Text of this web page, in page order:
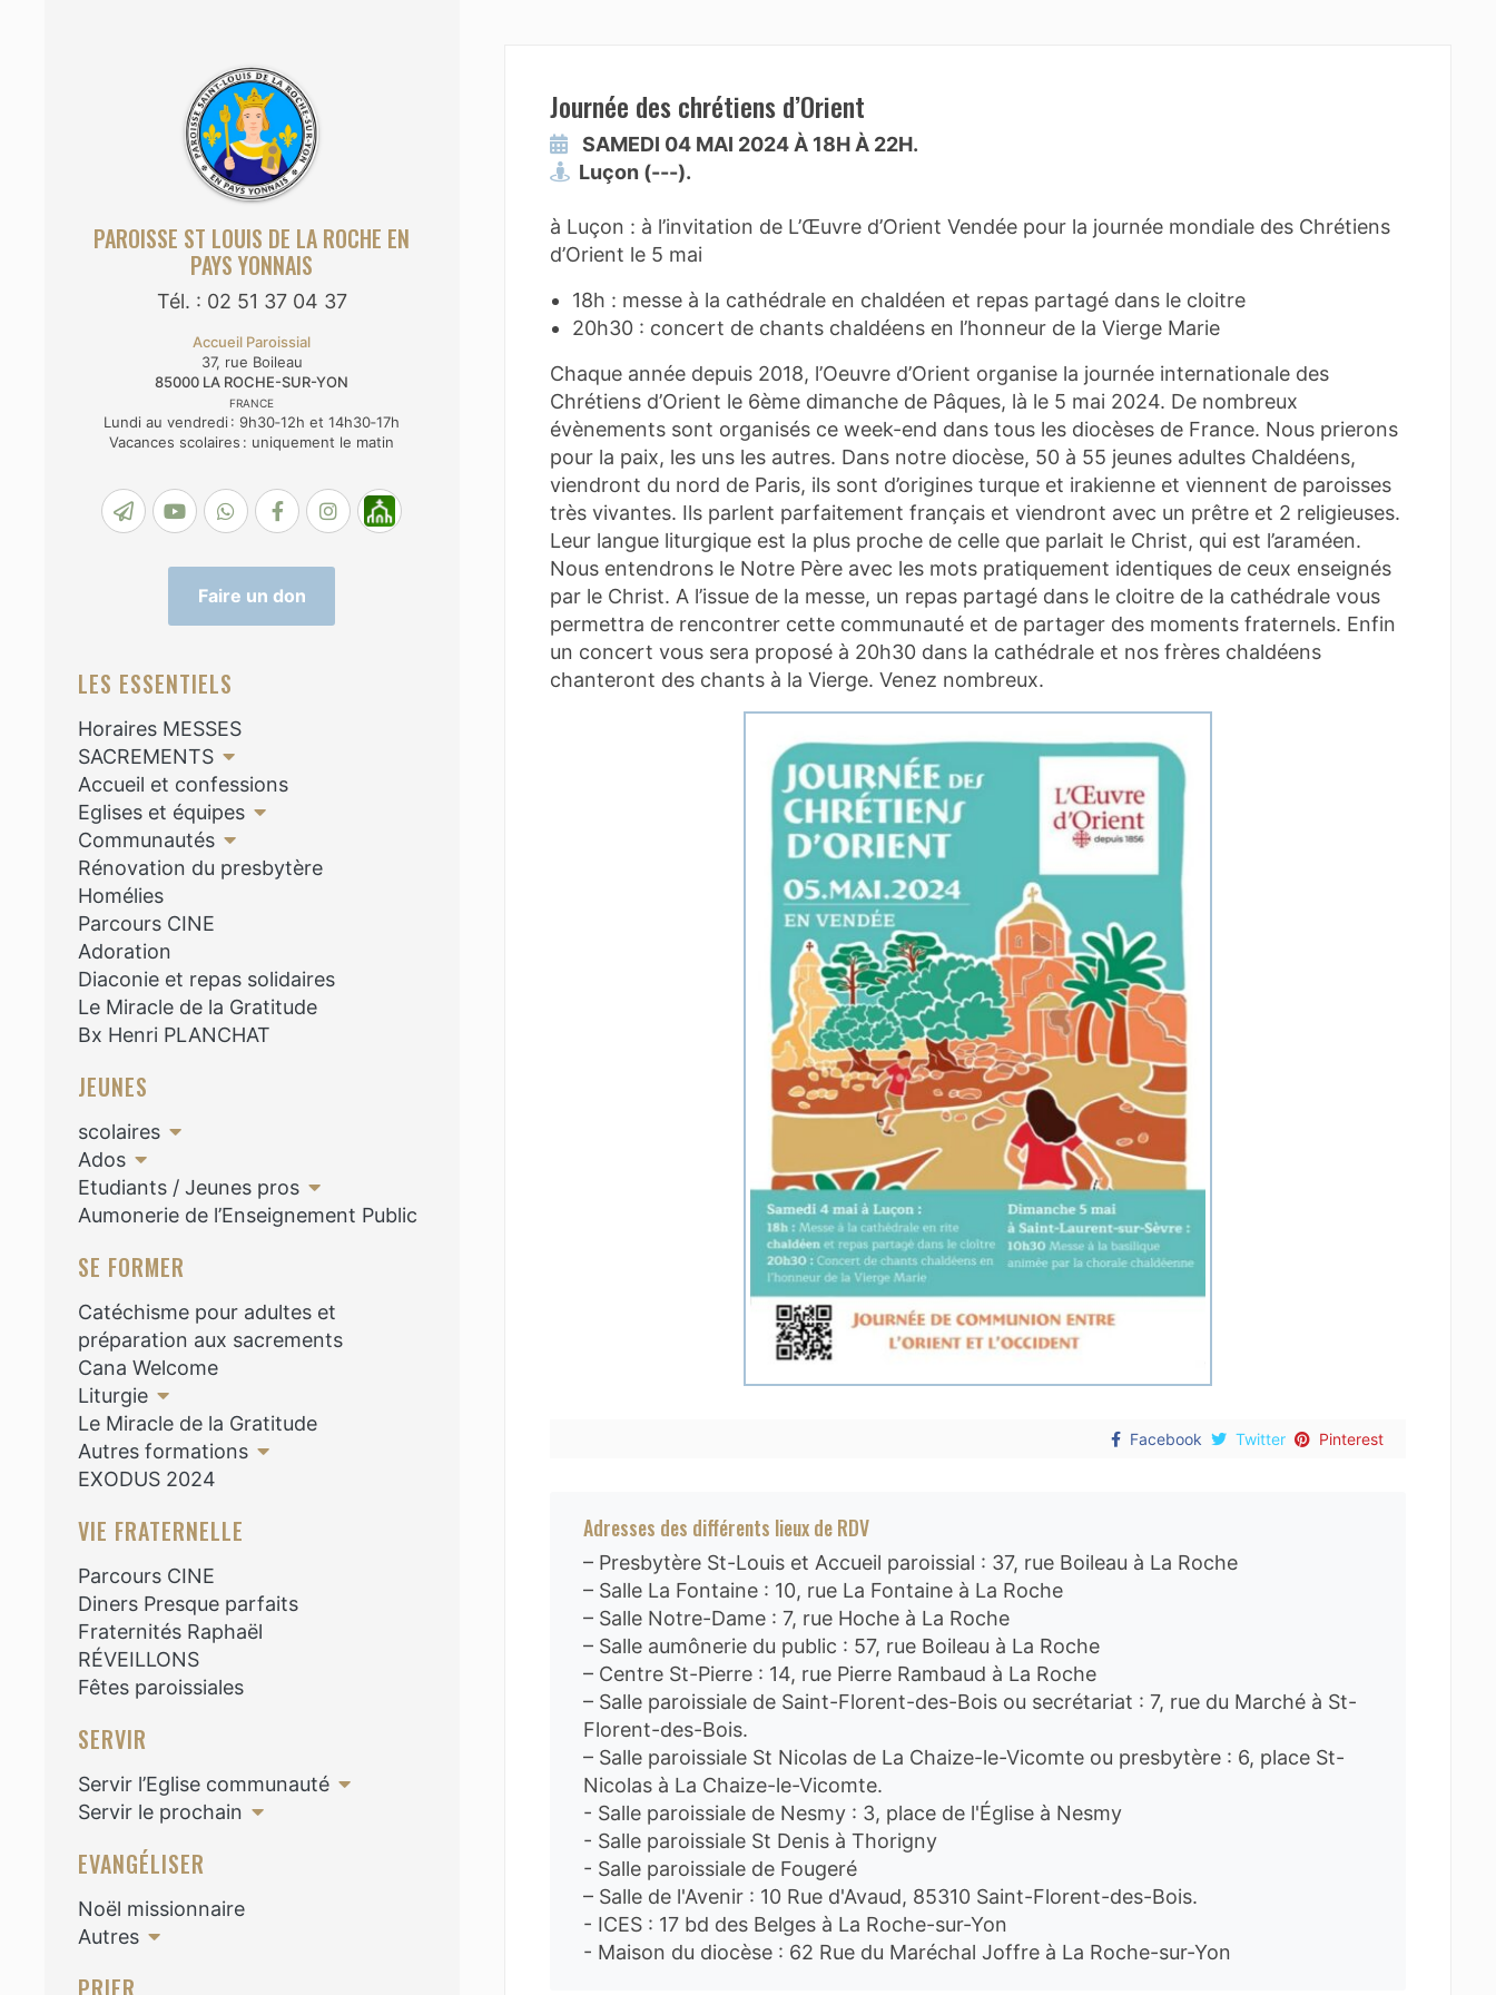
PAROISSE ST LOUIS DE LA ROCHE EN
PAYS YONNAIS
Tél. : 02 51 37 04 37
Accueil Paroissial
37, rue Boileau
85000 LA ROCHE-SUR-YON
FRANCE
Lundi au vendredi : 9h30‑12h et 14h30‑17h
Vacances scolaires : uniquement le matin
Faire un don
LES ESSENTIELS
Horaires MESSES
SACREMENTS
Accueil et confessions
Eglises et équipes
Communautés
Rénovation du presbytère
Homélies
Parcours CINE
Adoration
Diaconie et repas solidaires
Le Miracle de la Gratitude
Bx Henri PLANCHAT
JEUNES
scolaires
Ados
Etudiants / Jeunes pros
Aumonerie de l’Enseignement Public
SE FORMER
Catéchisme pour adultes et
préparation aux sacrements
Cana Welcome
Liturgie
Le Miracle de la Gratitude
Autres formations
EXODUS 2024
VIE FRATERNELLE
Parcours CINE
Diners Presque parfaits
Fraternités Raphaël
RÉVEILLONS
Fêtes paroissiales
SERVIR
Servir l’Eglise communauté
Servir le prochain
EVANGÉLISER
Noël missionnaire
Autres
Journée des chrétiens d’Orient
SAMEDI 04 MAI 2024 À 18H À 22H.
Luçon (---).
à Luçon : à l’invitation de L’Œuvre d’Orient Vendée pour la journée mondiale des Chrétiens
d’Orient le 5 mai
18h : messe à la cathédrale en chaldéen et repas partagé dans le cloitre
20h30 : concert de chants chaldéens en l’honneur de la Vierge Marie
Chaque année depuis 2018, l’Oeuvre d’Orient organise la journée internationale des
Chrétiens d’Orient le 6ème dimanche de Pâques, là le 5 mai 2024. De nombreux
évènements sont organisés ce week-end dans tous les diocèses de France. Nous prierons
pour la paix, les uns les autres. Dans notre diocèse, 50 à 55 jeunes adultes Chaldéens,
viendront du nord de Paris, ils sont d’origines turque et irakienne et viennent de paroisses
très vivantes. Ils parlent parfaitement français et viendront avec un prêtre et 2 religieuses.
Leur langue liturgique est la plus proche de celle que parlait le Christ, qui est l’araméen.
Nous entendrons le Notre Père avec les mots pratiquement identiques de ceux enseignés
par le Christ. A l’issue de la messe, un repas partagé dans le cloitre de la cathédrale vous
permettra de rencontrer cette communauté et de partager des moments fraternels. Enfin
un concert vous sera proposé à 20h30 dans la cathédrale et nos frères chaldéens
chanteront des chants à la Vierge. Venez nombreux.
Facebook Twitter Pinterest
Adresses des différents lieux de RDV
– Presbytère St-Louis et Accueil paroissial : 37, rue Boileau à La Roche
– Salle La Fontaine : 10, rue La Fontaine à La Roche
– Salle Notre-Dame : 7, rue Hoche à La Roche
– Salle aumônerie du public : 57, rue Boileau à La Roche
– Centre St-Pierre : 14, rue Pierre Rambaud à La Roche
– Salle paroissiale de Saint-Florent-des-Bois ou secrétariat : 7, rue du Marché à St-
Florent-des-Bois.
– Salle paroissiale St Nicolas de La Chaize-le-Vicomte ou presbytère : 6, place St-
Nicolas à La Chaize-le-Vicomte.
- Salle paroissiale de Nesmy : 3, place de l'Église à Nesmy
- Salle paroissiale St Denis à Thorigny
- Salle paroissiale de Fougeré
– Salle de l'Avenir : 10 Rue d'Avaud, 85310 Saint-Florent-des-Bois.
- ICES : 17 bd des Belges à La Roche-sur-Yon
- Maison du diocèse : 62 Rue du Maréchal Joffre à La Roche-sur-Yon